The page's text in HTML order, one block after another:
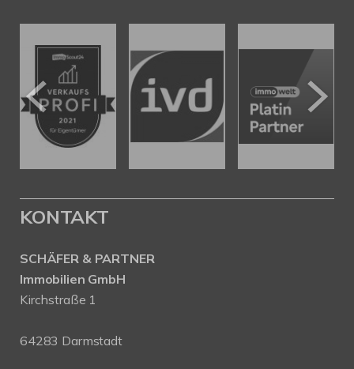
KONTAKT
SCHÄFER & PARTNER
Immobilien GmbH
Kirchstraße 1
64283 Darmstadt